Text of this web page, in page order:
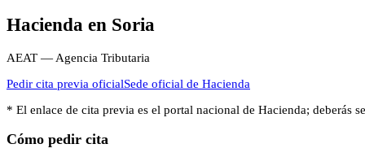
Hacienda en Soria
AEAT — Agencia Tributaria
Pedir cita previa oficialSede oficial de Hacienda
* El enlace de cita previa es el portal nacional de Hacienda; deberás
Cómo pedir cita